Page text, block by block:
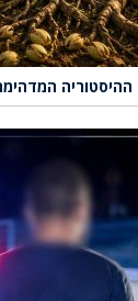
ההיסטוריה